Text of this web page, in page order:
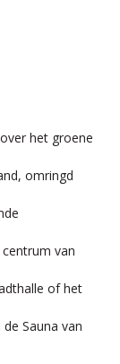
het groene
omringd
van
of het
Sauna van